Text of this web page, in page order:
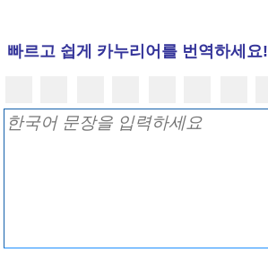
빠르고 쉽게 카누리어를 번역하세요!